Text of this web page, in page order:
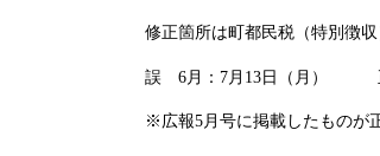
修正箇所は町都民税（特別徴収
誤 6月：7月13日（月） 正
※広報5月号に掲載したものが